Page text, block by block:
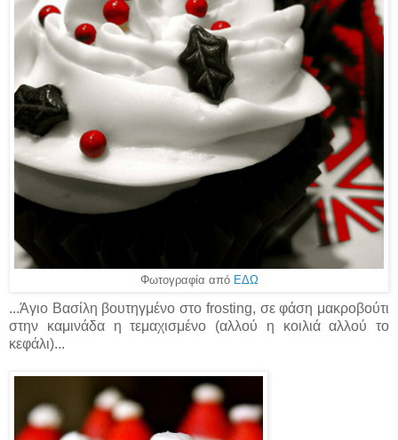
Φωτογραφία από ΕΔΩ
...Άγιο Βασίλη βουτηγμένο στο frosting, σε φάση μακροβούτι
στην καμινάδα η τεμαχισμένο (αλλού η κοιλιά αλλού το
κεφάλι)...